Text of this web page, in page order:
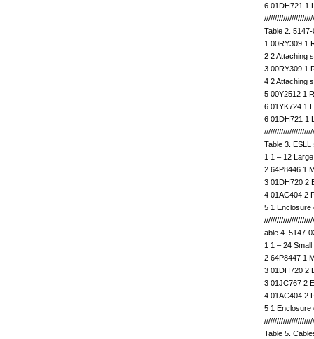
6 01DH721 1
Table 2.
1 00RY309 1
2 2 Attaching
3 00RY309 1
4 2 Attaching
5 00Y2512 1
6 01YK724 1
6 01DH721 1
Table 3.
1 1 – 12
2 64P8446 1
3 01DH720 2
4 01AC404 2
5 1 Enclosure
able 4. 5147-
1 1 – 24
2 64P8447 1
3 01DH720 2
3 01JC767 2
4 01AC404 2
5 1 Enclosure
Table 5.